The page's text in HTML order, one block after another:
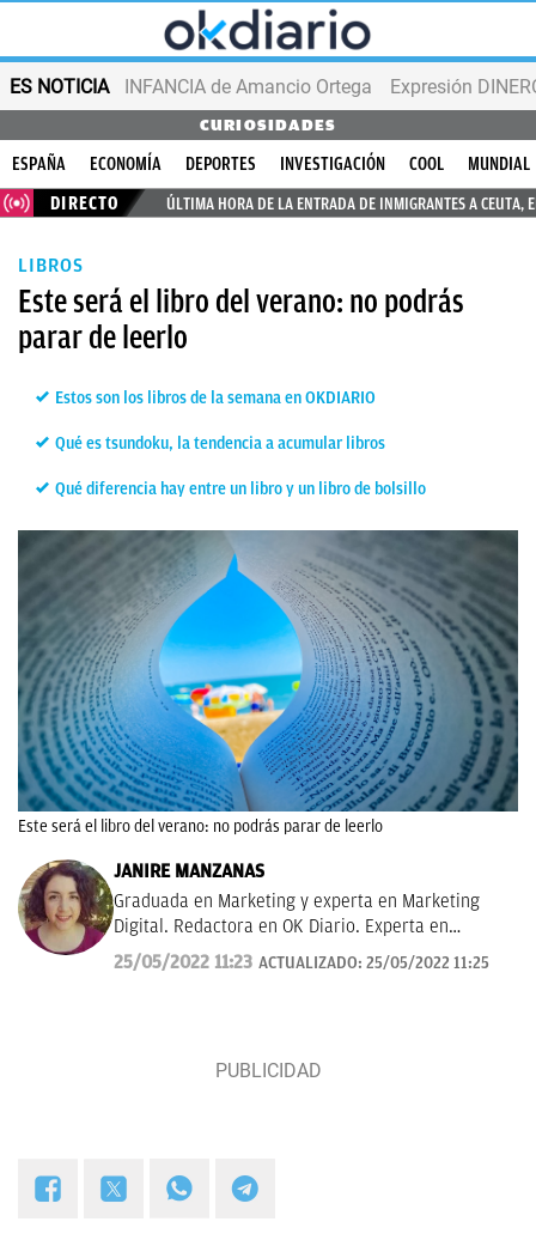
ES NOTICIA INFANCIA de Amancio Ortega Expresión
CURIOSIDADES
ESPAÑA ECONOMÍA DEPORTES INVESTIGACIÓN COOL
MUNDIAL
DIRECTO
ÚLTIMA HORA DE LA ENTRADA DE INMIGRANTES A CEUTA,
LIBROS
Este será el libro del verano: no podrás
parar de leerlo
Estos son los libros de la semana en OKDIARIO
Qué es tsundoku, la tendencia a acumular libros
Qué diferencia hay entre un libro y un libro de bolsillo
Este será el libro del verano: no podrás parar de leerlo
JANIRE MANZANAS
Graduada en Marketing y experta en Marketing
Digital. Redactora en OK Diario. Experta en
curiosidades, mascotas, consumo y Lotería de
Navidad.
25/05/2022 11:23 ACTUALIZADO: 25/05/2022 11:25